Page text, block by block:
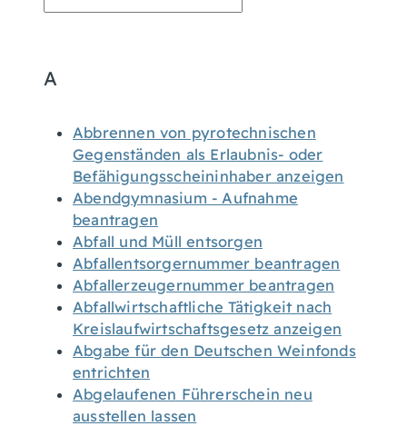
A
Abbrennen von pyrotechnischen
Gegenständen als Erlaubnis- oder
Befähigungsscheininhaber anzeigen
Abendgymnasium - Aufnahme
beantragen
Abfall und Müll entsorgen
Abfallentsorgernummer beantragen
Abfallerzeugernummer beantragen
Abfallwirtschaftliche Tätigkeit nach
Kreislaufwirtschaftsgesetz anzeigen
Abgabe für den Deutschen Weinfonds
entrichten
Abgelaufenen Führerschein neu
ausstellen lassen